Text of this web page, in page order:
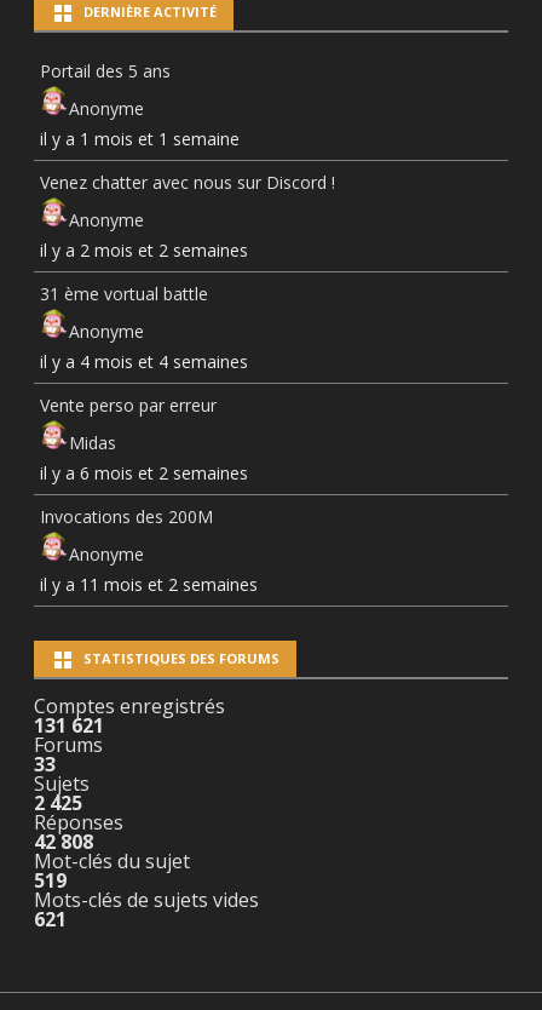
DERNIÈRE ACTIVITÉ
Portail des 5 ans
Anonyme
il y a 1 mois et 1 semaine
Venez chatter avec nous sur Discord !
Anonyme
il y a 2 mois et 2 semaines
31 ème vortual battle
Anonyme
il y a 4 mois et 4 semaines
Vente perso par erreur
Midas
il y a 6 mois et 2 semaines
Invocations des 200M
Anonyme
il y a 11 mois et 2 semaines
STATISTIQUES DES FORUMS
Comptes enregistrés
131 621
Forums
33
Sujets
2 425
Réponses
42 808
Mot-clés du sujet
519
Mots-clés de sujets vides
621